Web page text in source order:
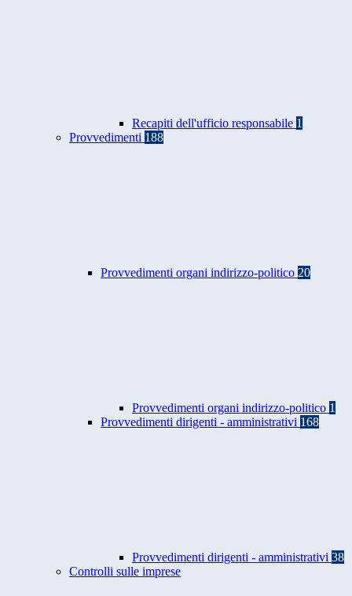
Recapiti dell'ufficio responsabile 1
Provvedimenti 188
Provvedimenti organi indirizzo-politico 20
Provvedimenti organi indirizzo-politico 1
Provvedimenti dirigenti - amministrativi 168
Provvedimenti dirigenti - amministrativi 38
Controlli sulle imprese